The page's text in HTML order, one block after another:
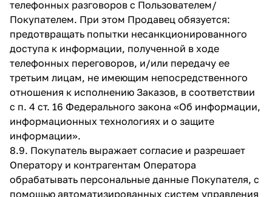
телефонных разговоров с Пользователем/
Покупателем. При этом Продавец обязуется:
предотвращать попытки несанкционированного
доступа к информации, полученной в ходе
телефонных переговоров, и/или передачу ее
третьим лицам, не имеющим непосредственного
отношения к исполнению Заказов, в соответствии
с п. 4 ст. 16 Федерального закона «Об информации,
информационных технологиях и о защите
информации».
8.9. Покупатель выражает согласие и разрешает
Оператору и контрагентам Оператора
обрабатывать персональные данные Покупателя, с
помощью автоматизированных систем управления